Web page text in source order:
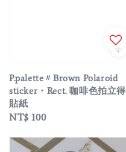
P.palette〃Brown Polaroid
sticker・Rect. 咖啡色拍立得
貼紙
Regular
NT$ 100